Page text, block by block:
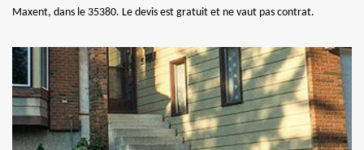
Maxent, dans le 35380. Le devis est gratuit et ne vaut pas contrat.